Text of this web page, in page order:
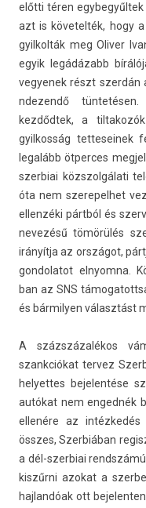
előtti téren
azt is követel­ték, hogy
gyil­kolták meg Oliv­er
egyik legádázabb
vegyenek részt
ndezendő
kezdődtek, a
gyilkosság tet­teseinek
legalább ötper­ces
szer­biai közszol­gálati
óta nem szerepel­het
el­lenzéki pártból és
nevezésű tömörülés
irányítja az országot,
gon­dolatot el­nyom­na.
ban az SNS
és bár­mily­en választást
A százszázalékos
szankciókat ter­vez
helyettes be­jelen­tése
autókat nem en­ged­nék
ellenére az
összes, Szer­biában
a dél-szerbiai
kiszűrni azokat a
haj­landóak ott